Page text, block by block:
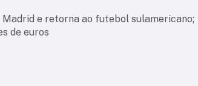
e retorna ao futebol sulamericano;
de euros